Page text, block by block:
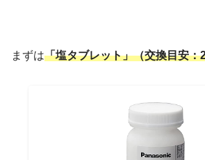
まずは「塩タブレット」（交換目安：